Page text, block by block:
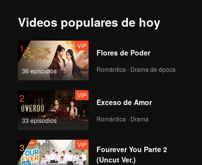
Videos populares de hoy
1
36 episodios
VIP
Flores de Poder
Romántica · Drama de época
2
33 episodios
VIP
Exceso de Amor
Romántica · Drama
3 VIP
Fourever You Parte 2
(Uncut Ver.)